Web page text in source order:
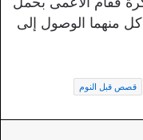
كل منهما الوصول إلى
قصص قبل النوم